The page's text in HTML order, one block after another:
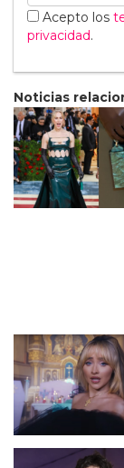
Acepto los
privacidad.
Noticias